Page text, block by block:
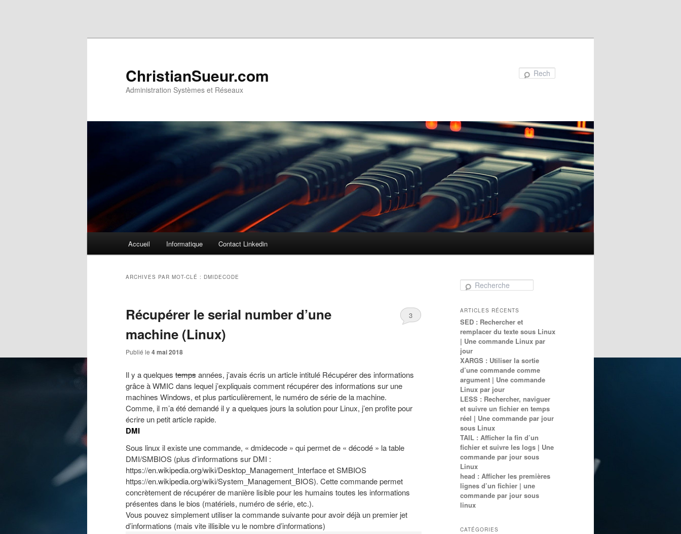
ChristianSueur.com
Administration Systèmes et Réseaux
Accueil Informatique Contact Linkedin
ARCHIVES PAR MOT-CLÉ : DMIDECODE
Récupérer le serial number d’une
machine (Linux)
Publié le 4 mai 2018
3
Il y a quelques tempsannées, j’avais écris un article intitulé Récupérer des informations
grâce à WMIC dans lequel j’expliquais comment récupérer des informations sur une
machines Windows, et plus particulièrement, le numéro de série de la machine.
Comme, il m’a été demandé il y a quelques jours la solution pour Linux, j’en profite pour
écrire un petit article rapide.
DMI
Sous linux il existe une commande, « dmidecode » qui permet de « décodé » la table
DMI/SMBIOS (plus d’informations sur DMI :
https://en.wikipedia.org/wiki/Desktop_Management_Interfaceet SMBIOS
https://en.wikipedia.org/wiki/System_Management_BIOS). Cette commande permet
concrètement de récupérer de manière lisible pour les humains toutes les informations
présentes dans le bios (matériels, numéro de série, etc.).
Vous pouvez simplement utiliser la commande suivante pour avoir déjà un premier jet
d’informations (mais vite illisible vu le nombre d’informations)
ARTICLES RÉCENTS
SED : Rechercher et
remplacer du texte sous Linux
| Une commande Linux par
jour
XARGS : Utiliser la sortie
d’une commande comme
argument | Une commande
Linux par jour
LESS : Rechercher, naviguer
et suivre un fichier en temps
réel | Une commande par jour
sous Linux
TAIL : Afficher la fin d’un
fichier et suivre les logs | Une
commande par jour sous
Linux
head : Afficher les premières
lignes d’un fichier | une
commande par jour sous
linux
CATÉGORIES